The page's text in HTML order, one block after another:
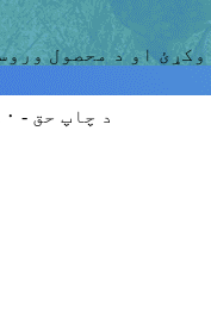
او د محصول
© د چاپ حق - ۲۰۱۰-۲۰۲۶: ټول حقونه خوندي دي.